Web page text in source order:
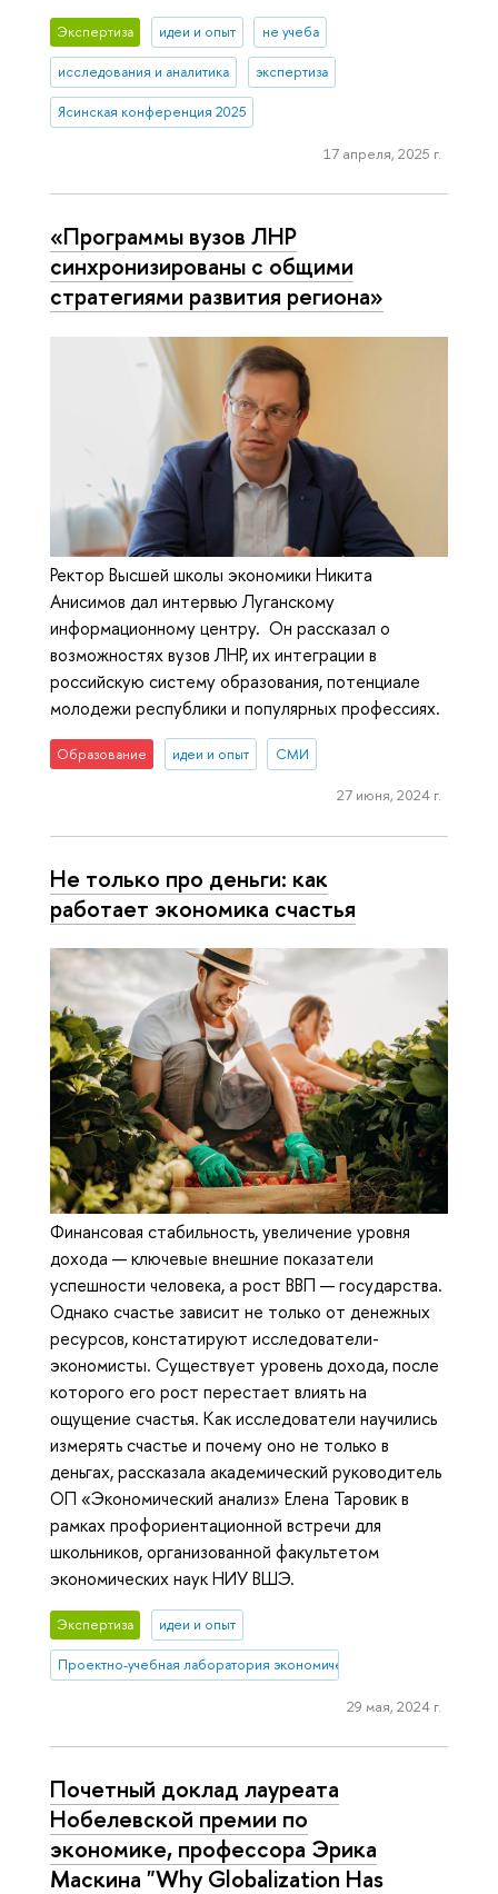
Экспертиза идеи и опыт не учеба
исследования и аналитика экспертиза
Ясинская конференция 2025
17 апреля, 2025 г.
«Программы вузов ЛНР
синхронизированы с общими
стратегиями развития региона»
Ректор Высшей школы экономики Никита
Анисимов дал интервью Луганскому
информационному центру. Он рассказал о
возможностях вузов ЛНР, их интеграции в
российскую систему образования, потенциале
молодежи республики и популярных профессиях.
Образование идеи и опыт СМИ
27 июня, 2024 г.
Не только про деньги: как
работает экономика счастья
Финансовая стабильность, увеличение уровня
дохода — ключевые внешние показатели
успешности человека, а рост ВВП — государства.
Однако счастье зависит не только от денежных
ресурсов, констатируют исследователи-
экономисты. Существует уровень дохода, после
которого его рост перестает влиять на
ощущение счастья. Как исследователи научились
измерять счастье и почему оно не только в
деньгах, рассказала академический руководитель
ОП «Экономический анализ» Елена Таровик в
рамках профориентационной встречи для
школьников, организованной факультетом
экономических наук НИУ ВШЭ.
Экспертиза идеи и опыт
Проектно-учебная лаборатория экономической журналистики
29 мая, 2024 г.
Почетный доклад лауреата
Нобелевской премии по
экономике, профессора Эрика
Маскина "Why Globalization Has